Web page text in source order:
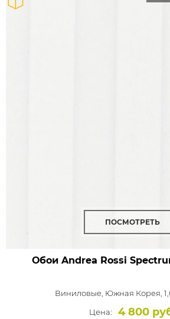
ПОСМОТРЕТЬ
Обои Andrea Rossi
Виниловые, Южная Корея,
Цена:
4 800